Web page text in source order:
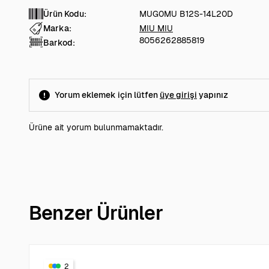
Ürün Kodu:
MUG0MU B12S-14L20D
Marka:
MIU MIU
Barkod:
8056262885819
Yorum eklemek için lütfen üye girişi yapınız
Ürüne ait yorum bulunmamaktadır.
Benzer Ürünler
2